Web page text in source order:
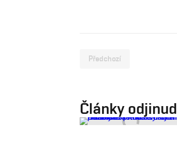
Předchozí
Články odjinud